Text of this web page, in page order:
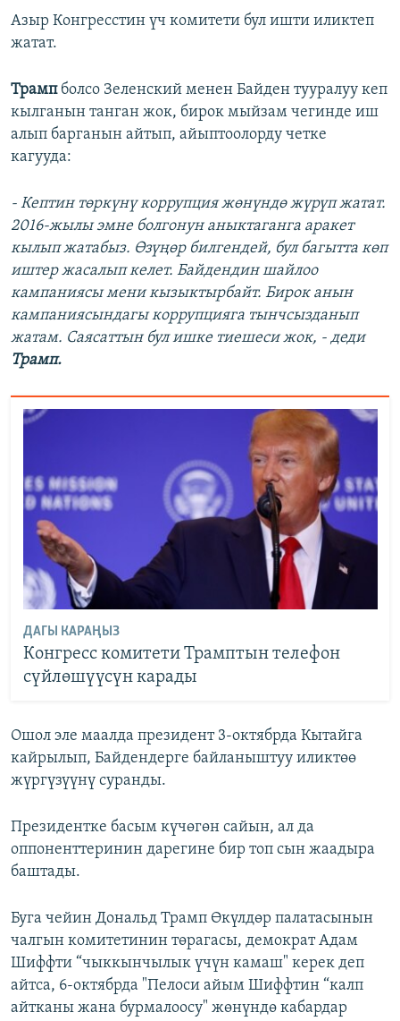
Азыр Конгресстин үч комитети бул ишти иликтеп
жатат.
Трампболсо Зеленский менен Байден тууралуу кеп
кылганын танган жок, бирок мыйзам чегинде иш
алып барганын айтып, айыптоолорду четке
кагууда:
- Кептин төркүнү коррупция жөнүндө жүрүп жатат.
2016-жылы эмне болгонун аныктаганга аракет
кылып жатабыз. Өзүңөр билгендей, бул багытта көп
иштер жасалып келет. Байдендин шайлоо
кампаниясы мени кызыктырбайт. Бирок анын
кампаниясындагы коррупцияга тынчсызданып
жатам. Саясаттын бул ишке тиешеси жок, - деди
Трамп.
ДАГЫ КАРАҢЫЗ
Конгресс комитети Трамптын телефон
сүйлөшүүсүн карады
Ошол эле маалда президент 3-октябрда Кытайга
кайрылып, Байдендерге байланыштуу иликтөө
жүргүзүүнү суранды.
Президентке басым күчөгөн сайын, ал да
оппоненттеринин дарегине бир топ сын жаадыра
баштады.
Буга чейин Дональд Трамп Өкүлдөр палатасынын
чалгын комитетинин төрагасы, демократ Адам
Шиффти “чыккынчылык үчүн камаш" керек деп
айтса, 6-октябрда "Пелоси айым Шиффтин “калп
айтканы жана бурмалоосу" жөнүндө кабардар